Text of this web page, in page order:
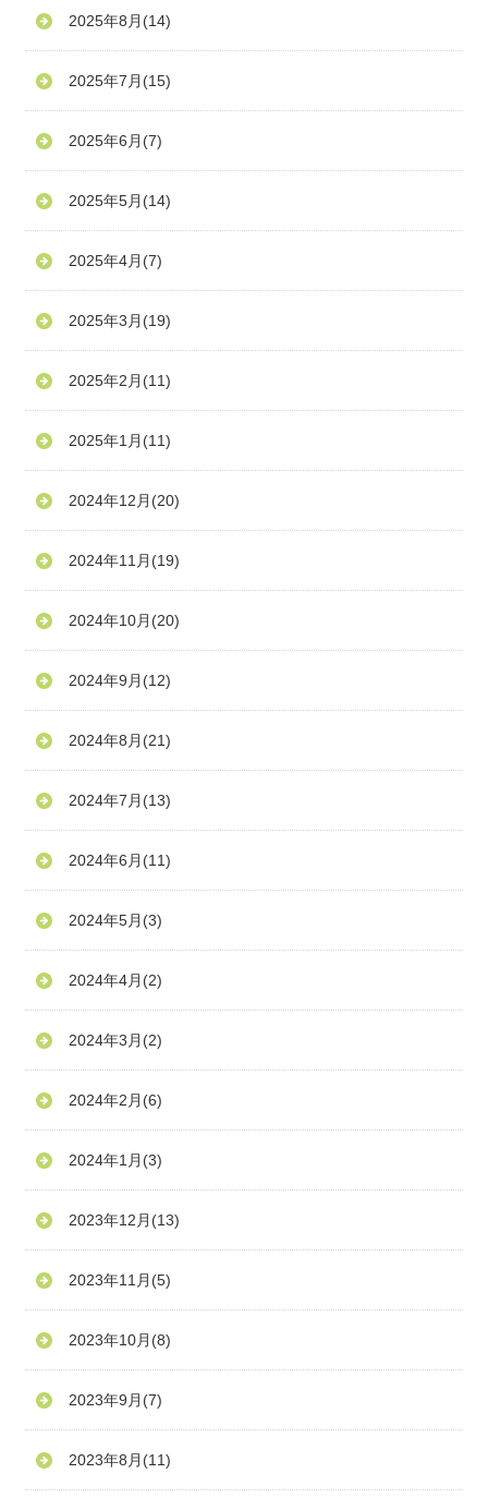
2025年8月 (14)
2025年7月 (15)
2025年6月 (7)
2025年5月 (14)
2025年4月 (7)
2025年3月 (19)
2025年2月 (11)
2025年1月 (11)
2024年12月 (20)
2024年11月 (19)
2024年10月 (20)
2024年9月 (12)
2024年8月 (21)
2024年7月 (13)
2024年6月 (11)
2024年5月 (3)
2024年4月 (2)
2024年3月 (2)
2024年2月 (6)
2024年1月 (3)
2023年12月 (13)
2023年11月 (5)
2023年10月 (8)
2023年9月 (7)
2023年8月 (11)